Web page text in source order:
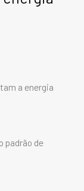
a energia
padrão de